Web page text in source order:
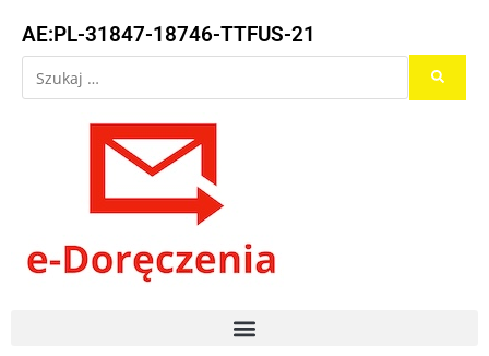
AE:PL-31847-18746-TTFUS-21